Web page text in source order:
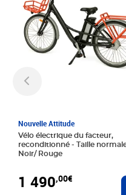
Nouvelle Attitude
Vélo électrique du facteur,
reconditionné - Taille normale -
Noir/ Rouge
1 490,00€